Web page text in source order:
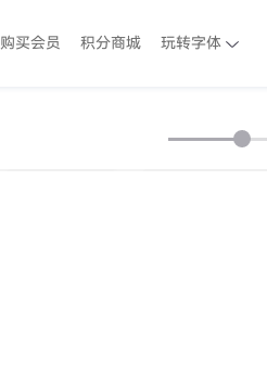
购买会员 积分商城 玩转字体